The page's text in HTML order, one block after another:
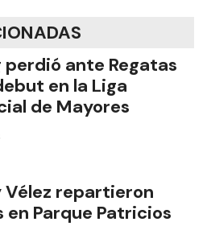
perdió ante Regatas
en la Liga
de Mayores
Vélez repartieron
en Parque Patricios